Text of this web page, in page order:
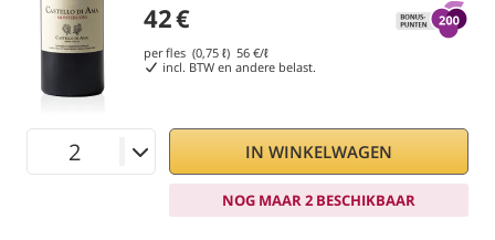
42€
per fles (0,75 ℓ) 56 €/ℓ
incl. BTW en andere belast.
IN WINKELWAGEN
NOG MAAR 2 BESCHIKBAAR